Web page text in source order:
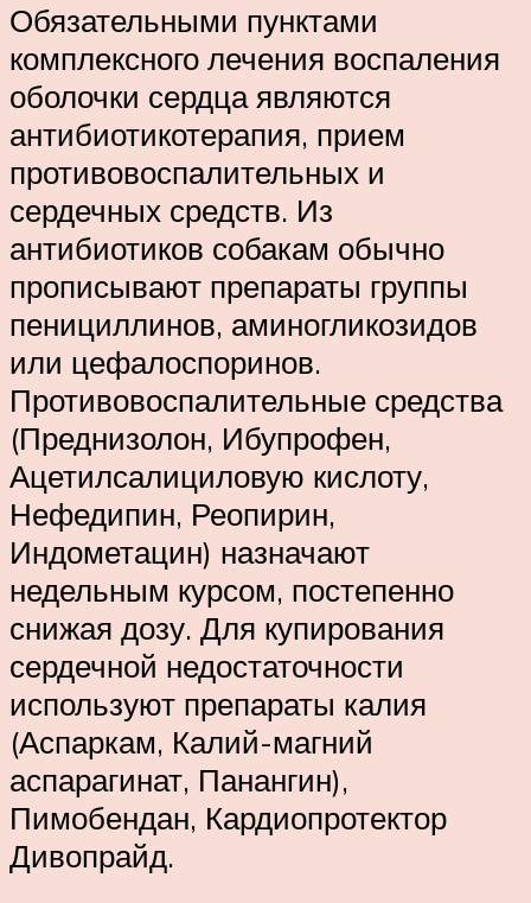
Обязательными пунктами
комплексного лечения воспаления
оболочки сердца являются
антибиотикотерапия, прием
противовоспалительных и
сердечных средств. Из
антибиотиков собакам обычно
прописывают препараты группы
пенициллинов, аминогликозидов
или цефалоспоринов.
Противовоспалительные средства
(Преднизолон, Ибупрофен,
Ацетилсалициловую кислоту,
Нефедипин, Реопирин,
Индометацин) назначают
недельным курсом, постепенно
снижая дозу. Для купирования
сердечной недостаточности
используют препараты калия
(Аспаркам, Калий-магний
аспарагинат, Панангин),
Пимобендан, Кардиопротектор
Дивопрайд.